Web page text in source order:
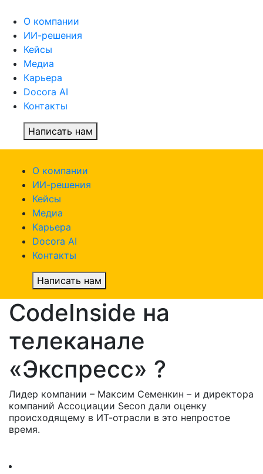
О компании
ИИ-решения
Кейсы
Медиа
Карьера
Docora AI
Контакты
Написать нам
О компании
ИИ-решения
Кейсы
Медиа
Карьера
Docora AI
Контакты
Написать нам
CodeInside на
телеканале
«Экспресс» ?
Лидер компании – Максим Семенкин – и директора
компаний Ассоциации Secon дали оценку
происходящему в ИТ-отрасли в это непростое
время.